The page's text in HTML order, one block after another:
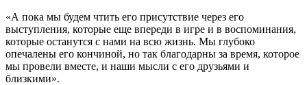
«А пока мы будем чтить его присутствие через его
выступления, которые еще впереди в игре и в воспоминания,
которые останутся с нами на всю жизнь. Мы глубоко
опечалены его кончиной, но так благодарны за время, которое
мы провели вместе, и наши мысли с его друзьями и
близкими».